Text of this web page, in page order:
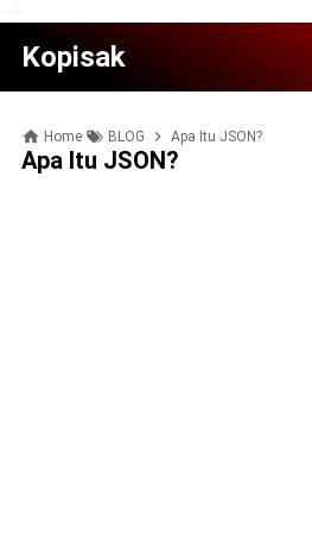
Kopisak
Home BLOG Apa Itu JSON?
Apa Itu JSON?